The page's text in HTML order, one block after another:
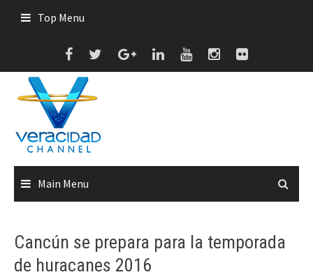
Top Menu
Main Menu
Cancún se prepara para la temporada
de huracanes 2016